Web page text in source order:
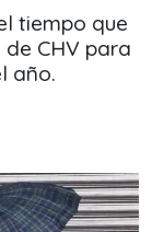
tiempo que
CHV para
año.